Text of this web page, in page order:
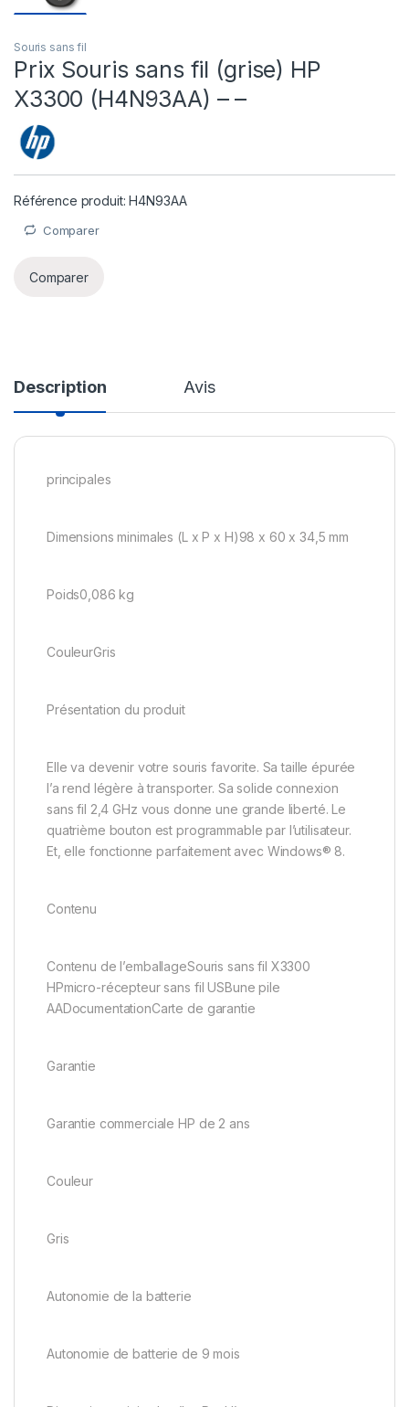
Souris sans fil
Prix Souris sans fil (grise) HP
X3300 (H4N93AA) – –
Référence produit: H4N93AA
Comparer
Comparer
Description Avis
principales
Dimensions minimales (L x P x H)98 x 60 x 34,5 mm
Poids0,086 kg
CouleurGris
Présentation du produit
Elle va devenir votre souris favorite. Sa taille épurée
l’a rend légère à transporter. Sa solide connexion
sans fil 2,4 GHz vous donne une grande liberté. Le
quatrième bouton est programmable par l’utilisateur.
Et, elle fonctionne parfaitement avec Windows® 8.
Contenu
Contenu de l’emballageSouris sans fil X3300
HPmicro-récepteur sans fil USBune pile
AADocumentationCarte de garantie
Garantie
Garantie commerciale HP de 2 ans
Couleur
Gris
Autonomie de la batterie
Autonomie de batterie de 9 mois